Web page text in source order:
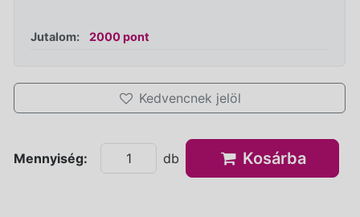
Jutalom: 2000 pont
Kedvencnek jelöl
Mennyiség: db Kosárba